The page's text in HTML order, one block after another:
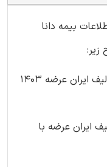
بیمه دانا
42 سوال امنیت شبکه تالیف ایران عرضه 1403